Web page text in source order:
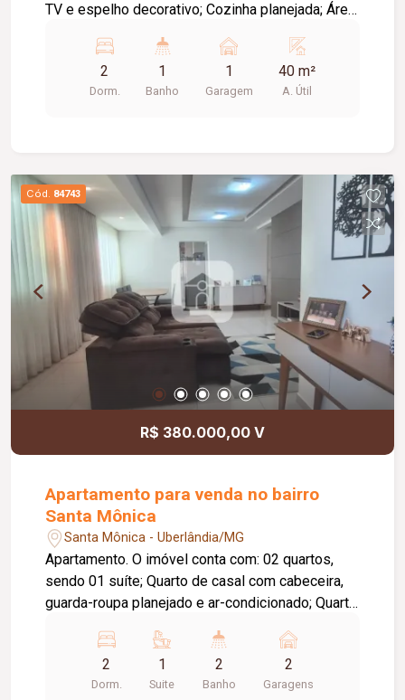
TV e espelho decorativo; Cozinha planejada; Área
pia em cerâmica e armário planejado; 01 vaga de
garagem coberta; O condomínio oferece: Portaria
24 horas; Piscina; Área de lazer; Diferenciais:
qualidade de vida.
2
Dorm.
1
Banho
1
Garagem
40 m²
A. Útil
Cód. 84743
R$ 380.000,00 V
Apartamento para venda no bairro
Santa Mônica
Santa Mônica - Uberlândia/MG
Apartamento. O imóvel conta com: 02 quartos,
sendo 01 suíte; Quarto de casal com cabeceira,
guarda-roupa planejado e ar-condicionado; Quarto
planejadas; Banheiro social com armários
planejados; Sala em 02 ambientes com painel e
rack planejados; Cortina na sala; Cozinha
2
Dorm.
1
Suite
2
Banho
2
Garagens